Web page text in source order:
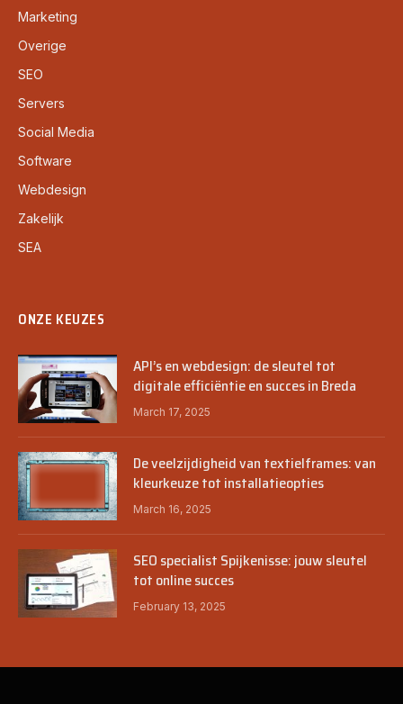
Marketing
Overige
SEO
Servers
Social Media
Software
Webdesign
Zakelijk
SEA
ONZE KEUZES
API’s en webdesign: de sleutel tot
digitale efficiëntie en succes in Breda
March 17, 2025
De veelzijdigheid van textielframes: van
kleurkeuze tot installatieopties
March 16, 2025
SEO specialist Spijkenisse: jouw sleutel
tot online succes
February 13, 2025